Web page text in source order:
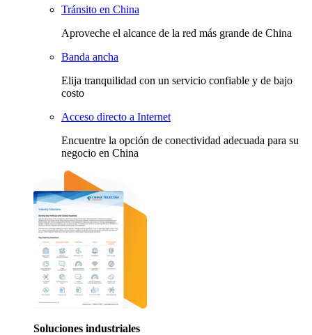
Tránsito en China
Aproveche el alcance de la red más grande de China
Banda ancha
Elija tranquilidad con un servicio confiable y de bajo
costo
Acceso directo a Internet
Encuentre la opción de conectividad adecuada para su
negocio en China
Soluciones industriales